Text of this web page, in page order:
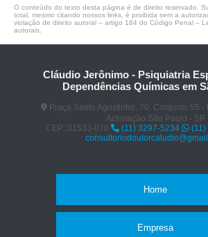
O conteúdo do texto desta página é de direito reservado.
total, mesmo citando nossos links, é proibida sem a
violação de direito autoral – artigo 184 do Código Penal –
autorais
Cláudio Jerônimo - Psiquiatria
Dependências Químicas em
Praça Santo Agostinho, 70, Conjunto 55 -
Aclimação São Paulo - SP
CEP: 01533-070
(11) 3297-5234
Home
Empresa